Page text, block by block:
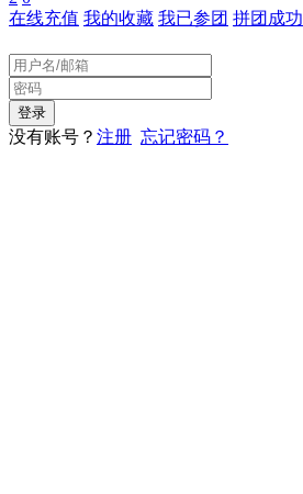
在线充值 我的收藏 我已参团 拼团成功
没有账号？ 注册 忘记密码？